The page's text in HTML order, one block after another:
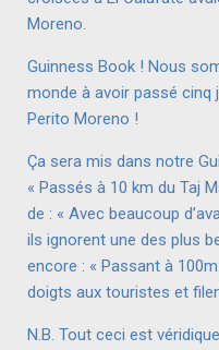
Moreno.
Guinness Book ! Nous
monde à avoir passé cinq
Perito Moreno !
Ça sera mis dans notre
« Passés à 10 km du Taj
de : « Avec beaucoup
ils ignorent une des plus
encore : « Passant à
doigts aux touristes et
N.B. Tout ceci est